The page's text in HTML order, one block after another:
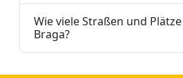
Wie viele Straßen und
Braga?